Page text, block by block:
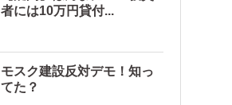
者には10万円貸付...
モスク建設反対デモ！知っ
てた？